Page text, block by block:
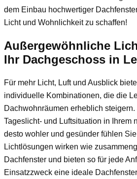
dem Einbau hochwertiger
Licht und Wohnlichkeit zu schaffen!
Außergewöhnliche
Ihr Dachgeschoss in
Für mehr Licht, Luft und Ausblick
individuelle Kombinationen, die die
Dachwohnräumen erheblich
Tageslicht- und Luftsituation in Ihrem
desto wohler und gesünder fühlen
Lichtlösungen wirken wie
Dachfenster und bieten so für jede
Einsatzzweck eine ideale